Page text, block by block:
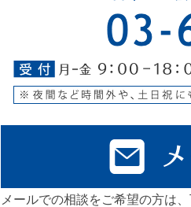
メールでの相談をご希望の方は